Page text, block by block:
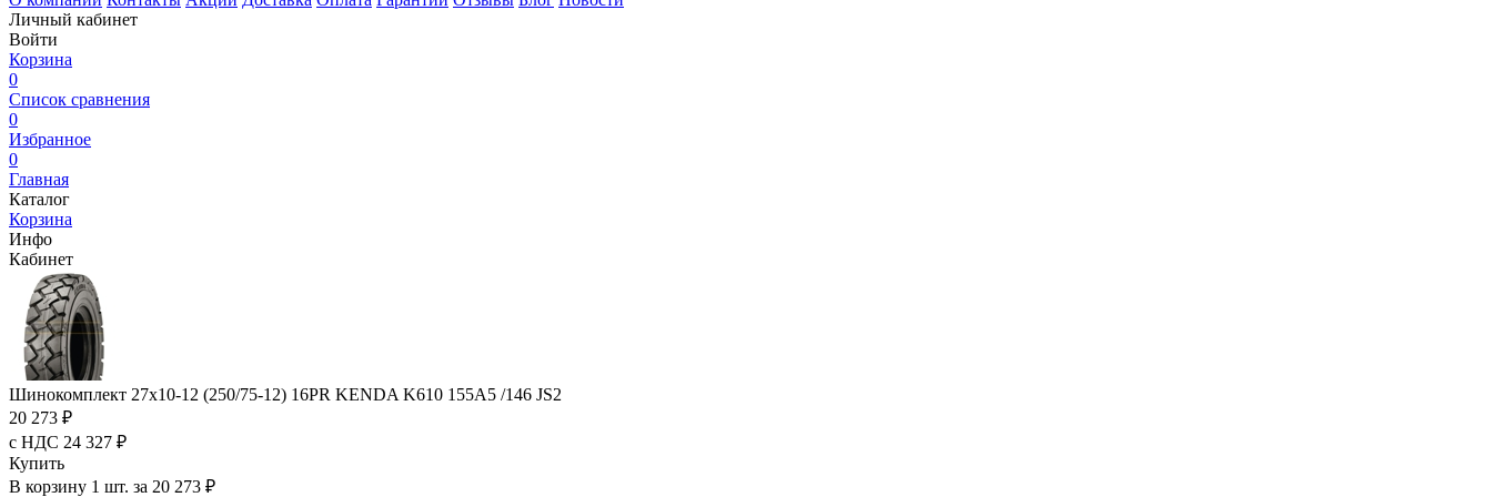
Личный кабинет
Войти
Корзина
0
Список сравнения
0
Избранное
0
Главная
Каталог
Корзина
Инфо
Кабинет
Шинокомплект 27x10-12 (250/75-12) 16PR KENDA K610 155A5 /146 JS2
20 273 ₽
с НДС 24 327 ₽
Купить
В корзину 1 шт. за 20 273 ₽